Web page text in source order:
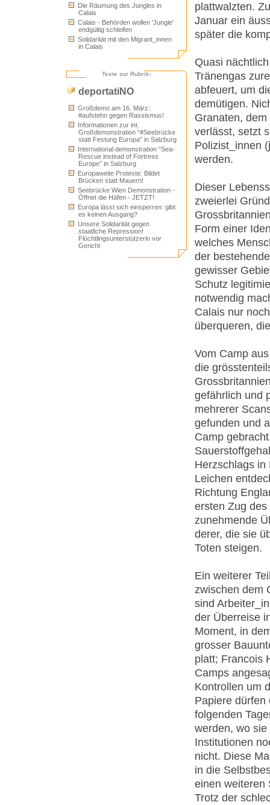
Die Räumung des Jungles in
Calais
Calais - Behörden wollen 'Jungle'
endgültig schleifen
Solidarität mit den Migrant_innen
in Calais
Texte zur Rubrik:
deportatiNO
Großdemo am 16. März:
#aufstehn gegen Rassismus!
Informationen zur int.
Großdemonstration “#Seebrücke
statt Festung Europa” in Salzburg
International demonstration “Sea-
Rescue instead of Fortress
Europe” in Salzburg
Europaweite Proteste: Bildet
Brücken statt Mauern!
Seebrücke Wien Demonstration -
Öffnet die Häfen - JETZT!
Europa lässt sich einsperren: gibt
es keinen Ausgang?
Unsere Solidarität gegen
staatliche Repression!
Flüchtlingsunterstützerin vor
Gericht
plattwalzten.
Januar ein
später die
Quasi
Tränengas
abfeuert, um
demütigen.
Granaten,
verlässt, setzt
Polizist_innen
werden.
Dieser
zweierlei
Form einer
welches
der
gewisser
Schutz
notwendig
Calais nur
überqueren,
Vom Camp
die
gefährlich und
mehrerer
gefunden und
Camp
Herzschlags in
Leichen
Richtung
ersten Zug
zunehmende
derer, die sie
Toten steigen.
Ein weiterer
zwischen dem
sind
der Überreise
Moment, in
grosser
platt; Francois
Camps
Kontrollen um
Papiere dürfen
folgenden
werden, wo
Institutionen
nicht. Diese
in die
einen weiteren
Trotz der